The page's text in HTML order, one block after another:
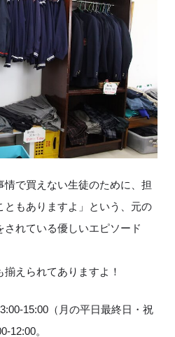
情で買えない生徒のために、担
ともありますよ」という、元の
れている優しいエピソード
えられてありますよ！
15:00（月の平日最終日・祝
12:00。